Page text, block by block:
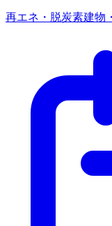
再エネ・脱炭素建物